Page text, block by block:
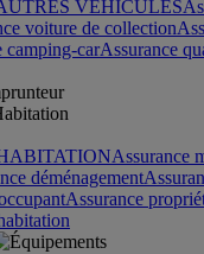
VÉHICULES
voiture de collection
camping-carAssurance
Assurance
déménagement
Assurance